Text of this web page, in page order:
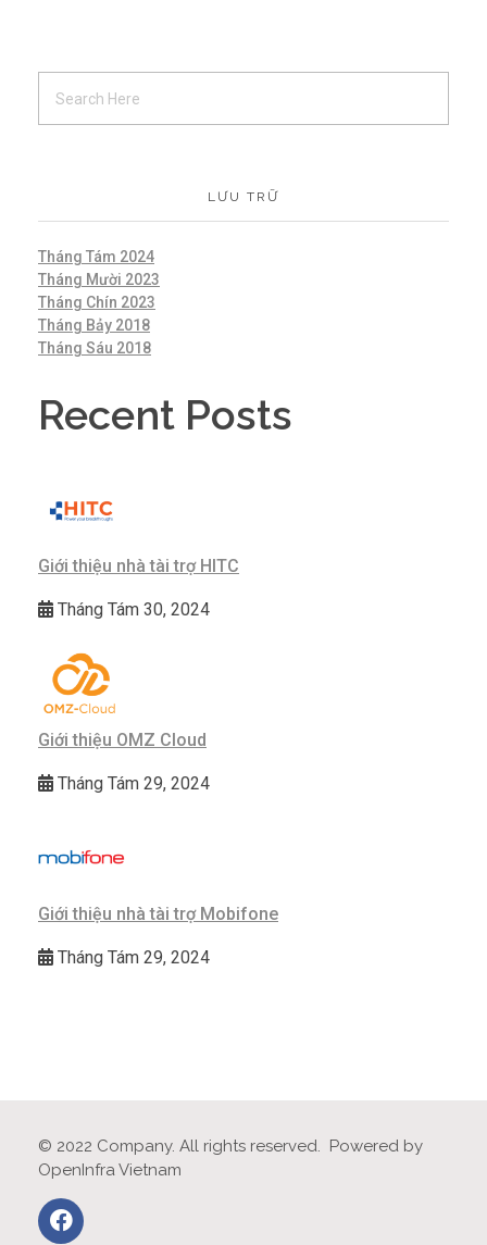
Tháng Tám 2024
Tháng Mười 2023
Tháng Chín 2023
Tháng Bảy 2018
Tháng Sáu 2018
Recent Posts
Giới thiệu nhà tài trợ HITC
Tháng Tám 30, 2024
Giới thiệu OMZ Cloud
Tháng Tám 29, 2024
Giới thiệu nhà tài trợ Mobifone
Tháng Tám 29, 2024
© 2022 Company. All rights reserved. Powered by
OpenInfra Vietnam